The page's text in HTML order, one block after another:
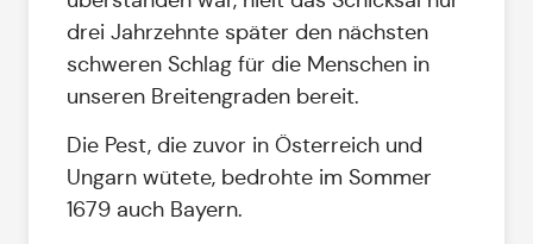
drei Jahrzehnte später den nächsten
schweren Schlag für die Menschen in
unseren Breitengraden bereit.
Die Pest, die zuvor in Österreich und
Ungarn wütete, bedrohte im Sommer
1679 auch Bayern.